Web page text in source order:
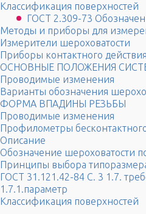
Классификация поверхностей
ГОСТ 2.309-73
Методы и приборы для
Измерители шероховатости
Приборы контактного действия
ОСНОВНЫЕ ПОЛОЖЕНИЯ
Проводимые изменения
Варианты обозначения
ФОРМА ВПАДИНЫ РЕЗЬБЫ
Проводимые изменения
Профилометры
Описание
Обозначение шероховатости
Принципы выбора
ГОСТ 31.121.42-84 С. 3 1.7.
1.7.1.параметр
Классификация поверхностей